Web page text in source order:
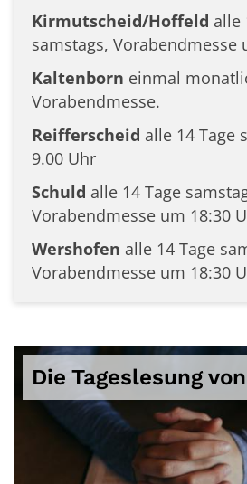
Kirmutscheid/Hoffeld alle
samstags, Vorabendmesse
Kaltenborn einmal
Vorabendmesse.
Reifferscheid alle 14 Tage
9.00 Uhr
Schuld alle 14 Tage
Vorabendmesse um 18:30
Wershofen alle 14 Tage
Vorabendmesse um 18:30
Die Tageslesung